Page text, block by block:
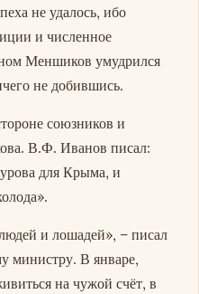
не удалось, ибо
и численное
Меншиков умудрился
не добившись.
союзников и
В.Ф. Иванов писал:
для Крыма, и
и лошадей», – писал
министру. В январе,
на чужой счёт, в